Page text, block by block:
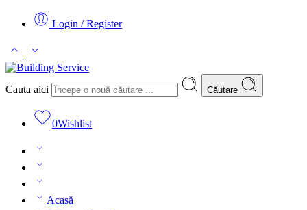
Login / Register
Cauta aici Căutare
0Wishlist
Acasă